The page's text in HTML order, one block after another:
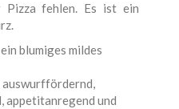
fehlen. Es ist ein
blumiges mildes
appetitanregend und